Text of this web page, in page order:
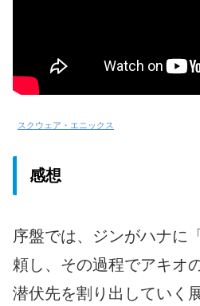
スクウェア・エニックス
感想
序盤では、ジンがハナに
頼し、その過程でアキオ
潜伏先を割り出していく